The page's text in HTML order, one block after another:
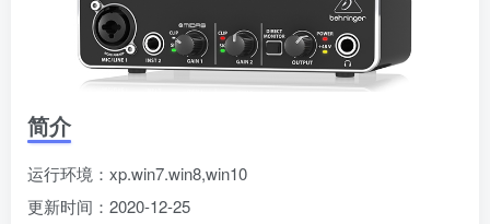
简介
运行环境：xp.win7.win8,win10
更新时间：2020-12-25